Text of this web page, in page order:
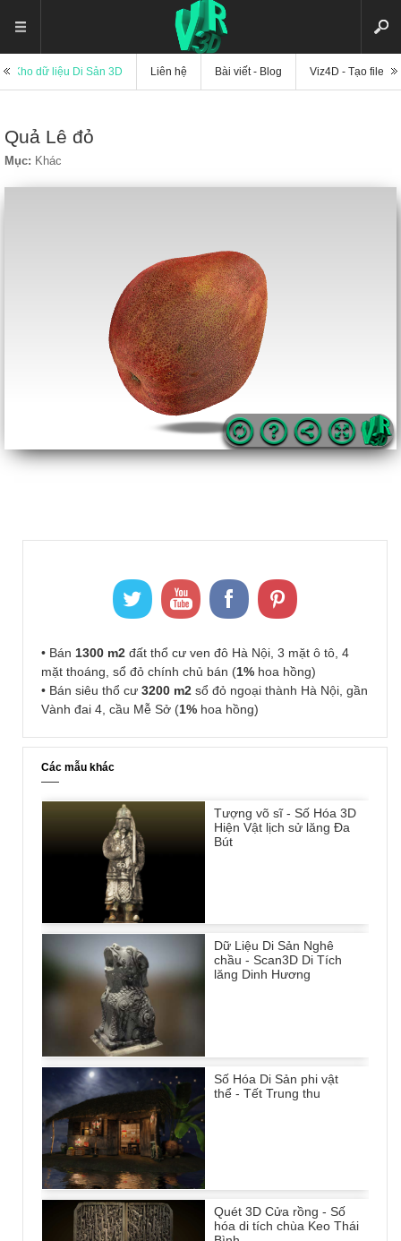
Kho dữ liệu Di Sản 3D Liên hệ Bài viết - Blog Viz4D - Tạo file
Quả Lê đỏ
Mục: Khác
• Bán 1300 m2 đất thổ cư ven đô Hà Nội, 3 mặt ô tô, 4
mặt thoáng, sổ đỏ chính chủ bán (1% hoa hồng)
• Bán siêu thổ cư 3200 m2 sổ đỏ ngoại thành Hà Nội, gần
Vành đai 4, cầu Mễ Sở (1% hoa hồng)
Các mẫu khác
Tượng võ sĩ - Số Hóa 3D
Hiện Vật lịch sử lăng Đa
Bút
Dữ Liệu Di Sản Nghê
chầu - Scan3D Di Tích
lăng Dinh Hương
Số Hóa Di Sản phi vật
thể - Tết Trung thu
Quét 3D Cửa rồng - Số
hóa di tích chùa Keo Thái